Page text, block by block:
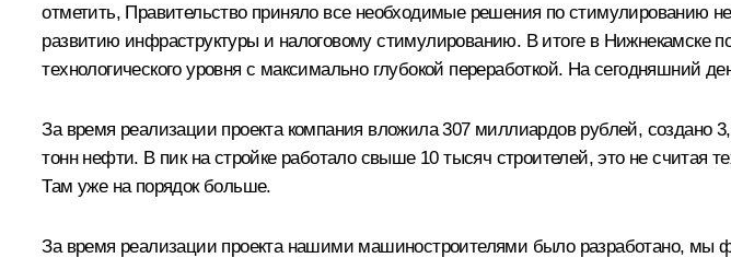
отметить, Правительство приняло все необходимые решения по стимулированию
развитию инфраструктуры и налоговому стимулированию. В итоге в Нижнекамске
технологического уровня с максимально глубокой переработкой. На сегодняшний
За время реализации проекта компания вложила 307 миллиардов рублей,
тонн нефти. В пик на стройке работало свыше 10 тысяч строителей, это не считая
Там уже на порядок больше.
За время реализации проекта нашими машиностроителями было разработано, мы